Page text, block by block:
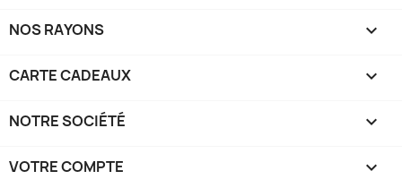
NOS RAYONS 
CARTE CADEAUX 
NOTRE SOCIÉTÉ 
VOTRE COMPTE 